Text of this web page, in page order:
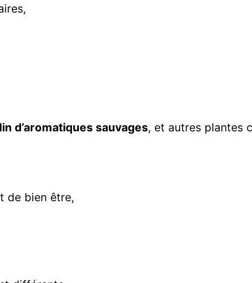
d’aromatiques sauvages, et autres plantes
de bien être,